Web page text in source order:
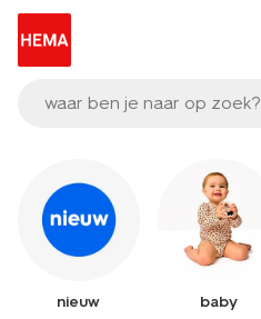
waar ben je naar op zoek?
nieuw baby